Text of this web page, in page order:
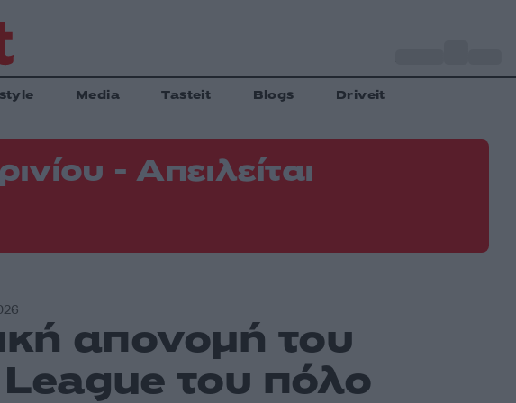
Media Tasteit Blogs Driveit
- Απειλείται
απονομή του
του πόλο